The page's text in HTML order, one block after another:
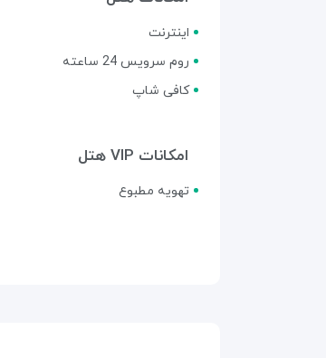
اینترنت
روم سرویس 24 ساعته
کافی شاپ
امکانات VIP هتل
تهویه مطبوع